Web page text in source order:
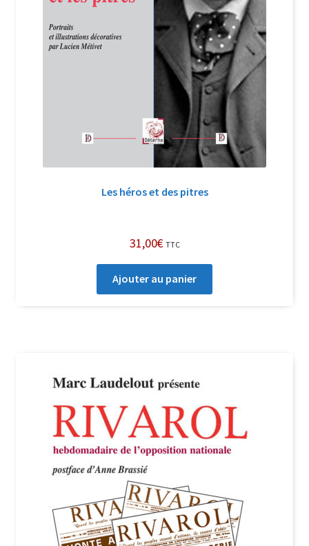
Les héros et des pitres
31,00€ TTC
Ajouter au panier